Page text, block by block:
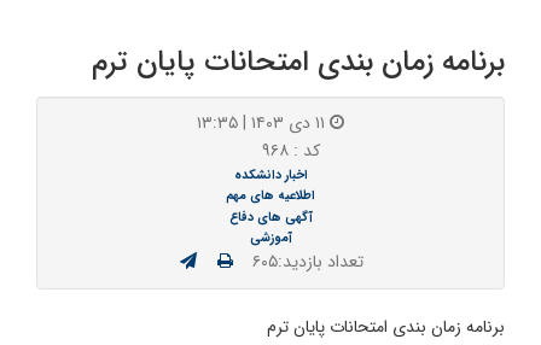
برنامه زمان بندی امتحانات پایان ترم
کد : ۹۶۸
اخبار دانشکده
اطلاعیه های مهم
آگهی های دفاع
آموزشی
تعداد بازدید:۶۰۵
برنامه زمان بندی امتحانات پایان ترم